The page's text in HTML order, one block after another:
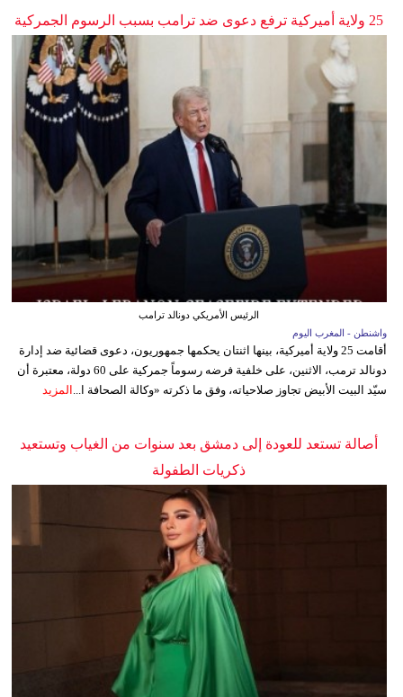
25 ولاية أميركية ترفع دعوى ضد ترامب بسبب الرسوم الجمركية
الرئيس الأمريكي دونالد ترامب
واشنطن - المغرب اليوم
أقامت 25 ولاية أميركية، بينها اثنتان يحكمها جمهوريون، دعوى قضائية ضد إدارة
دونالد ترمب، الاثنين، على خلفية فرضه رسوماً جمركية على 60 دولة، معتبرة أن
سيّد البيت الأبيض تجاوز صلاحياته، وفق ما ذكرته «وكالة الصحافة ا... المزيد
أصالة تستعد للعودة إلى دمشق بعد سنوات من الغياب وتستعيد
ذكريات الطفولة